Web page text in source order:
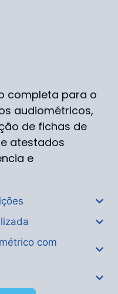
completa para o
audiométricos,
de fichas de
atestados
e
com